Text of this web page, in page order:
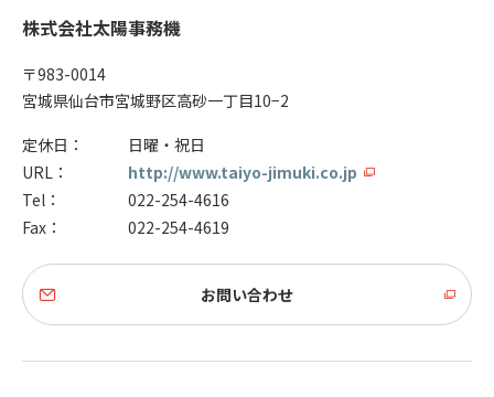
株式会社太陽事務機
〒983-0014
宮城県仙台市宮城野区高砂一丁目10−2
定休日：
日曜・祝日
URL：
http://www.taiyo-jimuki.co.jp
Tel：
022-254-4616
Fax：
022-254-4619
お問い合わせ